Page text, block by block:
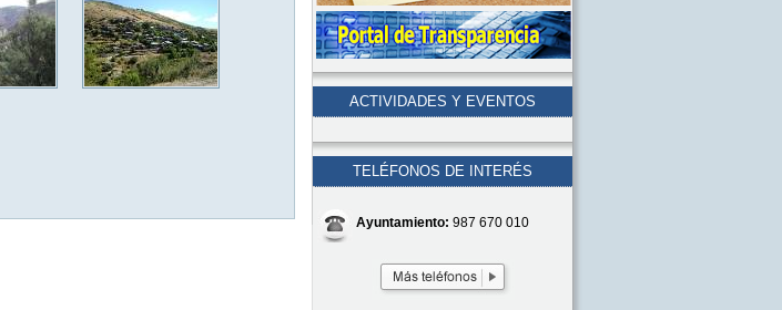
ACTIVIDADES Y EVENTOS
TELÉFONOS DE INTERÉS
Ayuntamiento: 987 670 010